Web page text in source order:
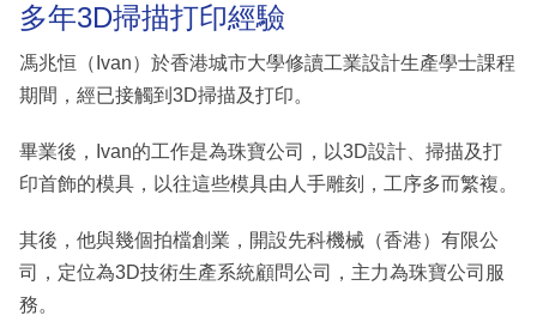
多年3D掃描打印經驗
馮兆恒（Ivan）於香港城市大學修讀工業設計生產學士課程
期間，經已接觸到3D掃描及打印。
畢業後，Ivan的工作是為珠寶公司，以3D設計、掃描及打
印首飾的模具，以往這些模具由人手雕刻，工序多而繁複。
其後，他與幾個拍檔創業，開設先科機械（香港）有限公
司，定位為3D技術生產系統顧問公司，主力為珠寶公司服
務。